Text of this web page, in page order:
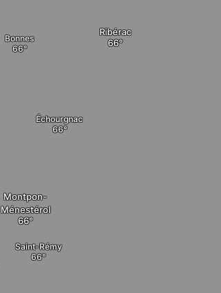
Ribérac
Bonnes
Échourgnac
Saint-Rémy
Montpon-
Ménestérol